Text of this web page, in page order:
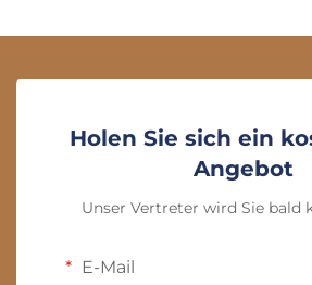
Holen Sie sich ein
Angebot
Unser Vertreter wird Sie bald
E-Mail